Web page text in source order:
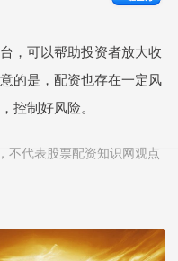
，可以帮助投资者放大收
的是，配资也存在一定风
控制好风险。
不代表股票配资知识网观点